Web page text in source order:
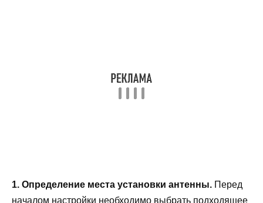
1. Определение места установки антенны. Перед
началом настройки необходимо выбрать подходящее